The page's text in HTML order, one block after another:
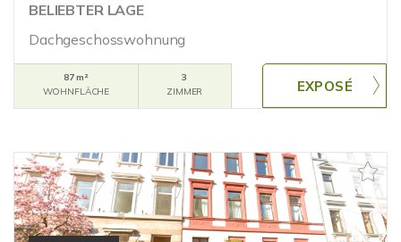
BELIEBTER LAGE
Dachgeschosswohnung
87 m²
WOHNFLÄCHE
3
ZIMMER